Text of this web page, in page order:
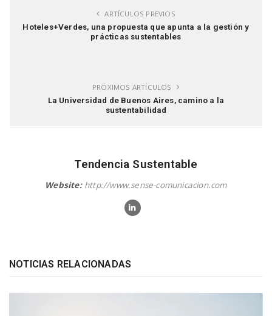
ARTÍCULOS PREVIOS
Hoteles+Verdes, una propuesta que apunta a la gestión y
prácticas sustentables
PRÓXIMOS ARTÍCULOS
La Universidad de Buenos Aires, camino a la
sustentabilidad
Tendencia Sustentable
Website: http://www.sense-comunicacion.com
NOTICIAS RELACIONADAS